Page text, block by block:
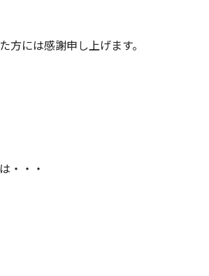
方には感謝申し上げます。
・・・